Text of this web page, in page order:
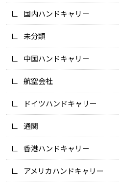
国内ハンドキャリー
未分類
中国ハンドキャリー
航空会社
ドイツハンドキャリー
通関
香港ハンドキャリー
アメリカハンドキャリー